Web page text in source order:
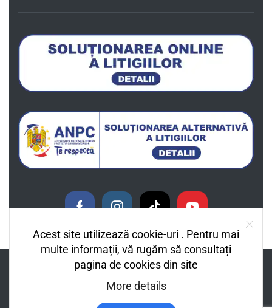
Livrare in 2-4 zile
Livrare Rapida
Coletul poate ajunge la tine de pe o zi pe alta
Plateste online cu cardul
MasterCard / Visa / Revolut
Acest site utilizează cookie-uri . Pentru mai
multe informații, vă rugăm să consultați
pagina de cookies din site
More details